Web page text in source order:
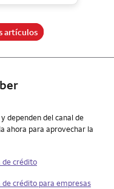
artículos
dependen del canal de
ahora para aprovechar la
de crédito
crédito para empresas